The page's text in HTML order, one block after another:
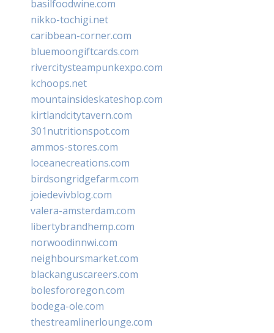
basilfoodwine.com
nikko-tochigi.net
caribbean-corner.com
bluemoongiftcards.com
rivercitysteampunkexpo.com
kchoops.net
mountainsideskateshop.com
kirtlandcitytavern.com
301nutritionspot.com
ammos-stores.com
loceanecreations.com
birdsongridgefarm.com
joiedevivblog.com
valera-amsterdam.com
libertybrandhemp.com
norwoodinnwi.com
neighboursmarket.com
blackanguscareers.com
bolesfororegon.com
bodega-ole.com
thestreamlinerlounge.com